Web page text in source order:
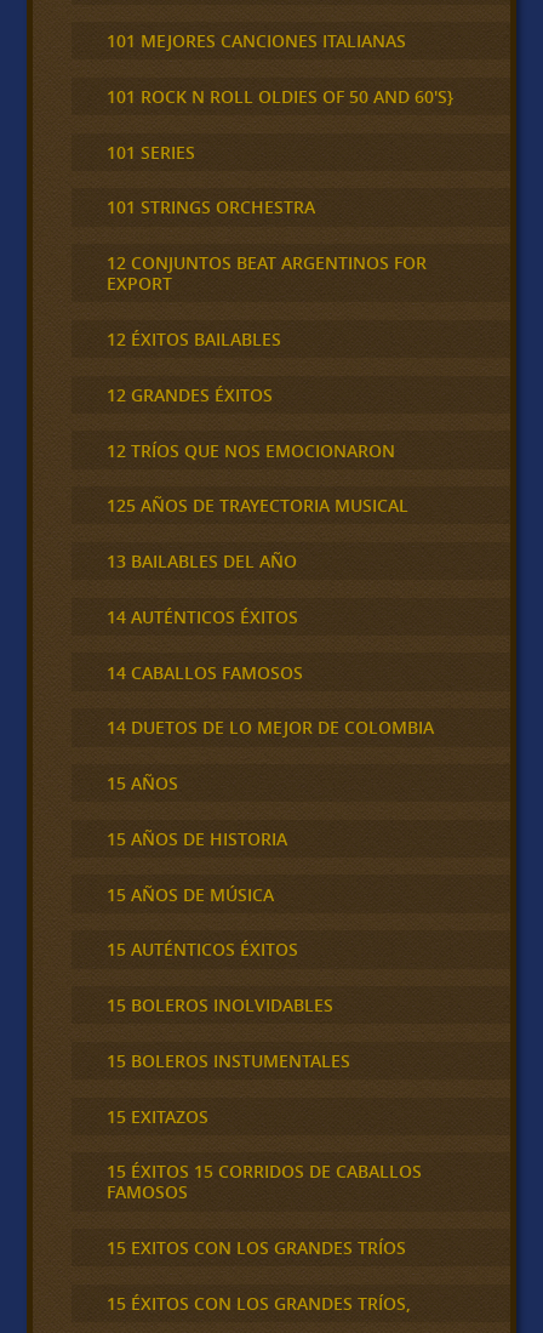
101 MEJORES CANCIONES ITALIANAS
101 ROCK N ROLL OLDIES OF 50 AND 60'S}
101 SERIES
101 STRINGS ORCHESTRA
12 CONJUNTOS BEAT ARGENTINOS FOR
EXPORT
12 ÉXITOS BAILABLES
12 GRANDES ÉXITOS
12 TRÍOS QUE NOS EMOCIONARON
125 AÑOS DE TRAYECTORIA MUSICAL
13 BAILABLES DEL AÑO
14 AUTÉNTICOS ÉXITOS
14 CABALLOS FAMOSOS
14 DUETOS DE LO MEJOR DE COLOMBIA
15 AÑOS
15 AÑOS DE HISTORIA
15 AÑOS DE MÚSICA
15 AUTÉNTICOS ÉXITOS
15 BOLEROS INOLVIDABLES
15 BOLEROS INSTUMENTALES
15 EXITAZOS
15 ÉXITOS 15 CORRIDOS DE CABALLOS
FAMOSOS
15 EXITOS CON LOS GRANDES TRÍOS
15 ÉXITOS CON LOS GRANDES TRÍOS,